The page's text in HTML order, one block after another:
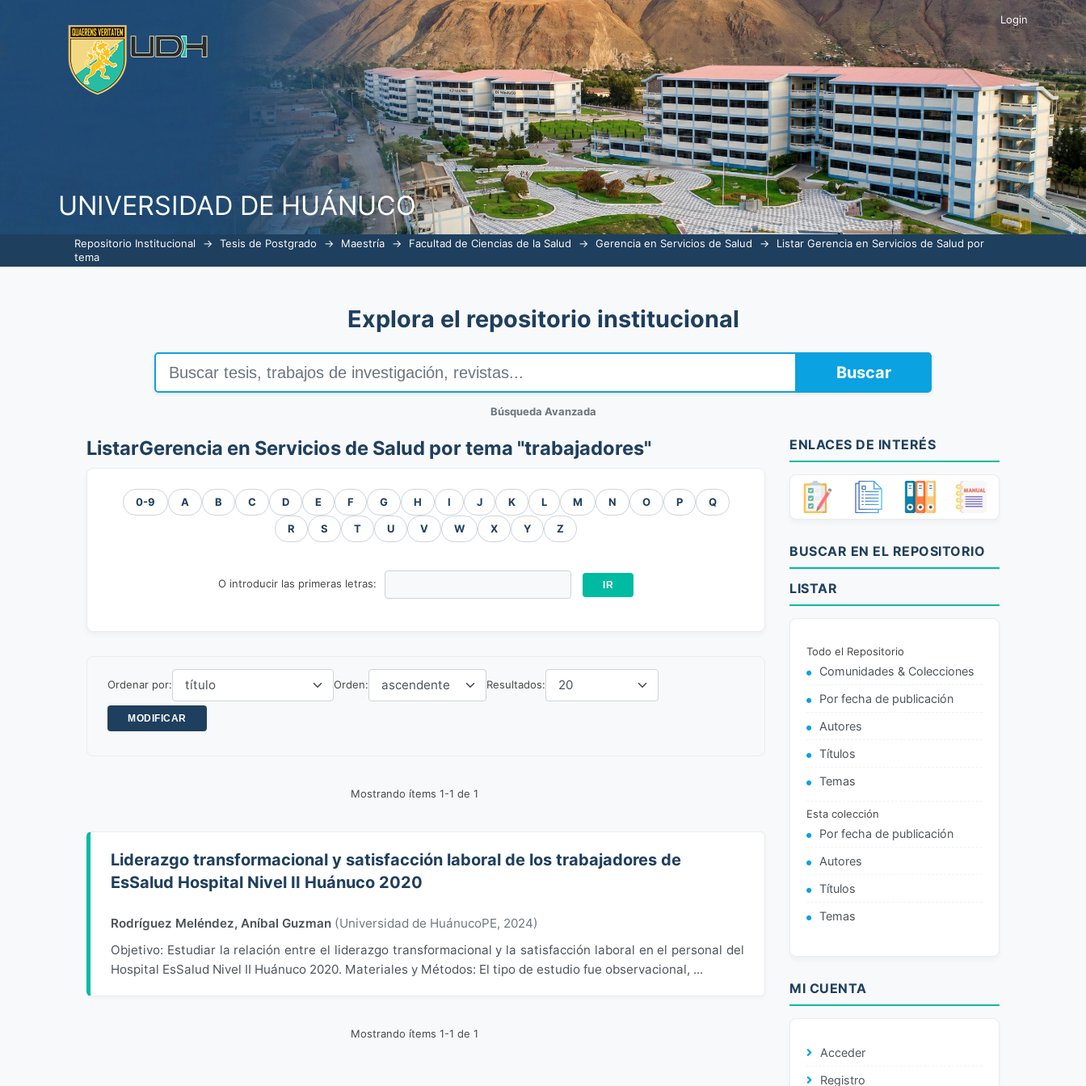
UNIVERSIDAD DE HUÁNUCO
ListarGerencia en Servicios de Salud por tema "trabajadores" Login
Repositorio Institucional → Tesis de Postgrado → Maestría → Facultad de Ciencias de la Salud → Gerencia en Servicios de Salud →
Listar Gerencia en Servicios de Salud por
tema
Explora el repositorio institucional
Buscar
Búsqueda Avanzada
ListarGerencia en Servicios de Salud por tema "trabajadores"
0-9 A B C D E F G H I J K L M N O P Q
R S T U V W X Y Z
O introducir las primeras letras:
Ordenar por: Orden: Resultados:
Mostrando ítems 1-1 de 1
Liderazgo transformacional y satisfacción laboral de los trabajadores de
EsSalud Hospital Nivel II Huánuco 2020
Rodríguez Meléndez, Aníbal Guzman (Universidad de HuánucoPE, 2024)
Objetivo: Estudiar la relación entre el liderazgo transformacional y la satisfacción laboral en el personal del
Hospital EsSalud Nivel II Huánuco 2020. Materiales y Métodos: El tipo de estudio fue observacional, ...
Mostrando ítems 1-1 de 1
ENLACES DE INTERÉS
BUSCAR EN EL REPOSITORIO
LISTAR
Todo el Repositorio
Comunidades & Colecciones
Por fecha de publicación
Autores
Títulos
Temas
Esta colección
Por fecha de publicación
Autores
Títulos
Temas
MI CUENTA
Acceder
Registro